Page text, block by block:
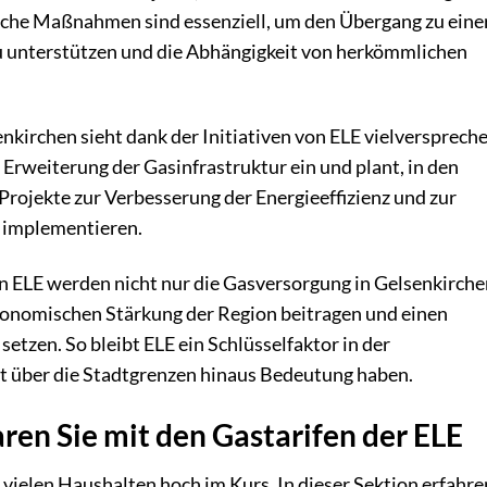
Maßnahmen sind essenziell, um den Übergang zu
und die Abhängigkeit von herkömmlichen
sieht dank der Initiativen von ELE
der Gasinfrastruktur ein und plant, in den
zur Verbesserung der Energieeffizienz und zur
werden nicht nur die Gasversorgung in
Stärkung der Region beitragen und einen
So bleibt ELE ein Schlüsselfaktor in der
die Stadtgrenzen hinaus Bedeutung haben.
Sie mit den Gastarifen der ELE